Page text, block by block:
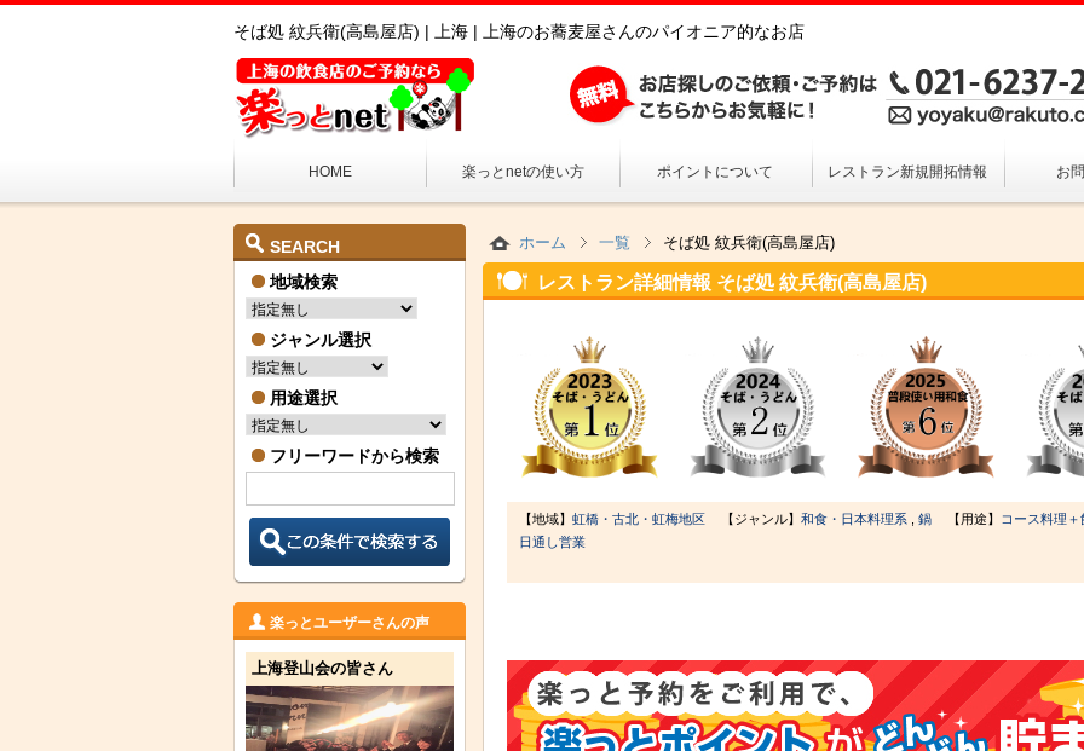
そば処 紋兵衛(高島屋店) | 上海 | 上海のお蕎麦屋さんのパイオニア的なお店
HOME 楽っとnetの使い方 ポイントについて レストラン新規開拓情報 お
ホーム 一覧 そば処 紋兵衛(高島屋店)
レストラン詳細情報 そば処 紋兵衛(高島屋店)
【地域】 虹橋・古北・虹梅地区 【ジャンル】 和食・日本料理系 鍋 【用途】
コース料理
日通し営業
SEARCH
地域検索
ジャンル選択
用途選択
フリーワードから検索
楽っとユーザーさんの声
上海登山会の皆さん